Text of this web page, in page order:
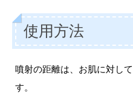
使用方法
噴射の距離は、お肌に対して
す。